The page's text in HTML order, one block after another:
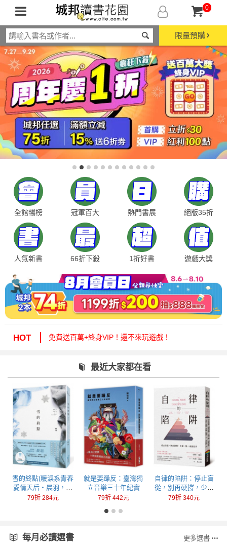
0
限量預購
全館暢榜 冠軍百大 熱門書展 絕版35折
人氣新書 66折下殺 1折好書 遊戲大獎
HOT
絕版35折，年度唯一！快來周年慶逛逛！
周年慶1折起！滿額再減15%送6折券！
最近大家都在看
雪的終點(暖淚系青春
愛情天后‧晨羽，全
新加筆黑暗純愛系列
79折 284元
就是要躁反：臺灣獨
立音樂三十年紀實
79折 442元
自律的陷阱：停止盲
從，別再硬撐，少做
一點，成就更多
79折 340元
每月必讀選書 更多選書